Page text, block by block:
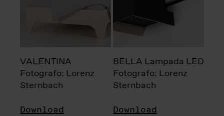
VALENTINA
Fotografo: Lorenz
Sternbach
Download
BELLA Lampada LED
Fotografo: Lorenz
Sternbach
Download